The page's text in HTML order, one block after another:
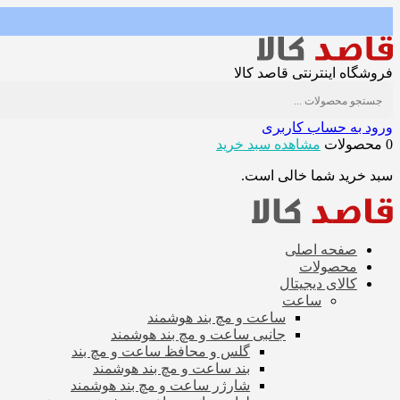
فروشگاه اینترنتی قاصد کالا
ورود به حساب کاربری
0 محصولات
مشاهده سبد خرید
سبد خرید شما خالی است.
صفحه اصلی
محصولات
کالای دیجیتال
ساعت
ساعت و مچ بند هوشمند
جانبی ساعت و مچ بند هوشمند
گلس و محافظ ساعت و مچ بند
بند ساعت و مچ بند هوشمند
شارژر ساعت و مچ بند هوشمند